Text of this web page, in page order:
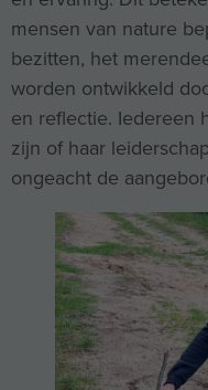
mensen van nature
bezitten, het
worden ontwikkeld
en reflectie. Iedereen
zijn of haar
ongeacht de